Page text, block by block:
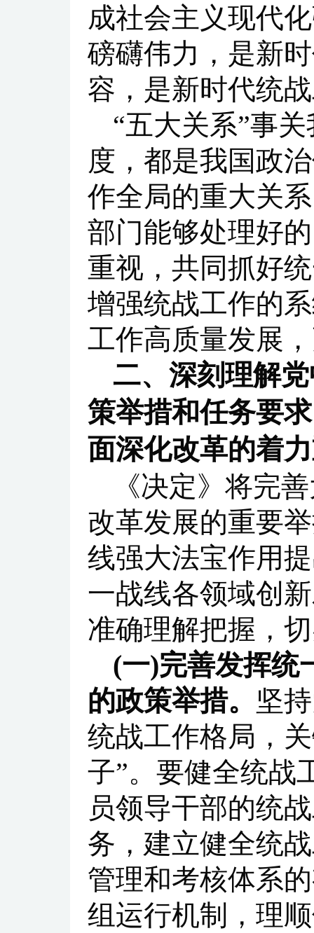
成社会主义现代
磅礴伟力，是新
容，是新时代统
“五大关系”事
度，都是我国政
作全局的重大关
部门能够处理好
重视，共同抓好
增强统战工作的
工作高质量发展
二、深刻理解
策举措和任务要
面深化改革的着
《决定》将完
改革发展的重要
线强大法宝作用
一战线各领域创
准确理解把握，
(一)完善发挥统
的政策举措。 坚
统战工作格局，
子”。要健全统战
员领导干部的统
务，建立健全统
管理和考核体系
组运行机制，理